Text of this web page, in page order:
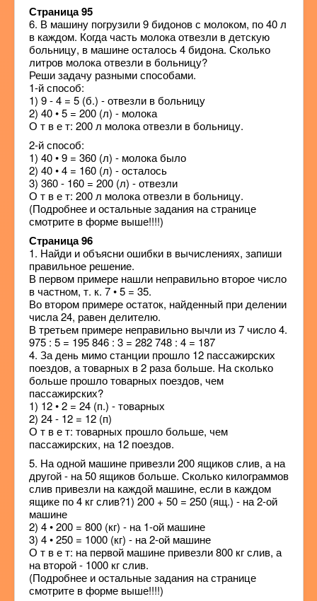
Страница 95
6. В машину погрузили 9 бидонов с молоком, по 40 л
в каждом. Когда часть молока отвезли в детскую
больницу, в машине осталось 4 бидона. Сколько
литров молока отвезли в больницу?
Реши задачу разными способами.
1-й способ:
1) 9 - 4 = 5 (б.) - отвезли в больницу
2) 40 • 5 = 200 (л) - молока
О т в е т: 200 л молока отвезли в больницу.
2-й способ:
1) 40 • 9 = 360 (л) - молока было
2) 40 • 4 = 160 (л) - осталось
3) 360 - 160 = 200 (л) - отвезли
О т в е т: 200 л молока отвезли в больницу.
(Подробнее и остальные задания на странице
смотрите в форме выше!!!!)
Страница 96
1. Найди и объясни ошибки в вычислениях, запиши
правильное решение.
В первом примере нашли неправильно второе число
в частном, т. к. 7 • 5 = 35.
Во втором примере остаток, найденный при делении
числа 24, равен делителю.
В третьем примере неправильно вычли из 7 число 4.
975 : 5 = 195 846 : 3 = 282 748 : 4 = 187
4. За день мимо станции прошло 12 пассажирских
поездов, а товарных в 2 раза больше. На сколько
больше прошло товарных поездов, чем
пассажирских?
1) 12 • 2 = 24 (п.) - товарных
2) 24 - 12 = 12 (п)
О т в е т: товарных прошло больше, чем
пассажирских, на 12 поездов.
5. На одной машине привезли 200 ящиков слив, а на
другой - на 50 ящиков больше. Сколько килограммов
слив привезли на каждой машине, если в каждом
ящике по 4 кг слив?1) 200 + 50 = 250 (ящ.) - на 2-ой
машине
2) 4 • 200 = 800 (кг) - на 1-ой машине
3) 4 • 250 = 1000 (кг) - на 2-ой машине
О т в е т: на первой машине привезли 800 кг слив, а
на второй - 1000 кг слив.
(Подробнее и остальные задания на странице
смотрите в форме выше!!!!)